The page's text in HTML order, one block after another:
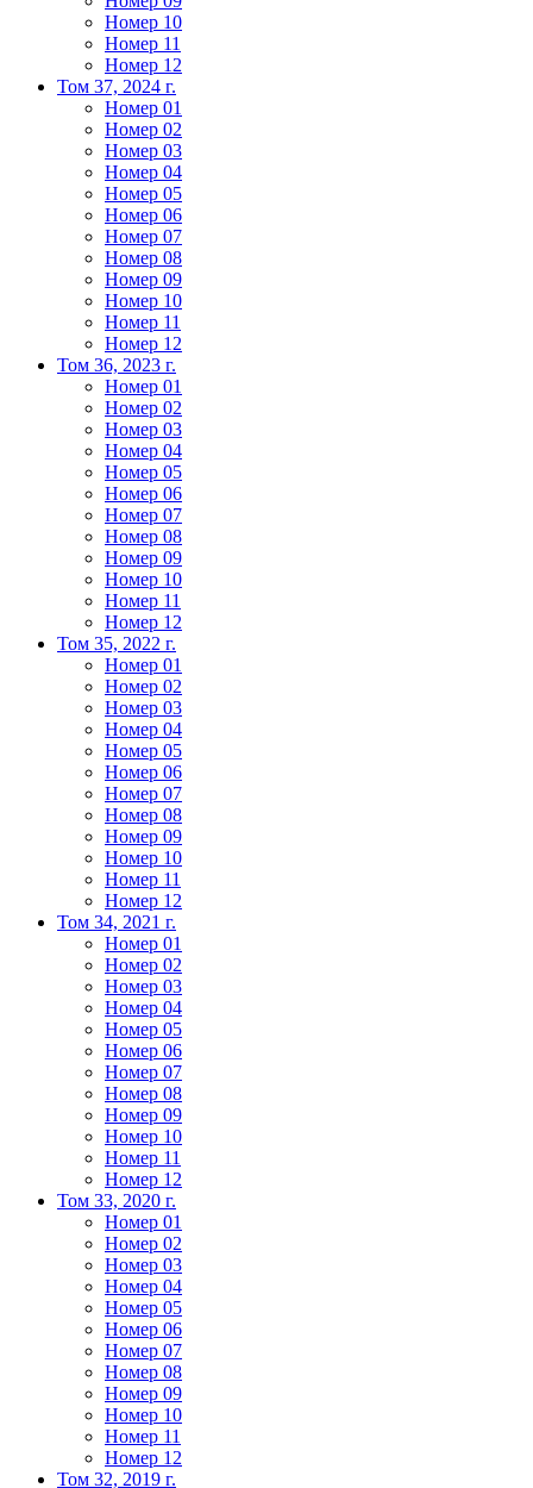
Номер 10
Номер 11
Номер 12
Том 37, 2024 г.
Номер 01
Номер 02
Номер 03
Номер 04
Номер 05
Номер 06
Номер 07
Номер 08
Номер 09
Номер 10
Номер 11
Номер 12
Том 36, 2023 г.
Номер 01
Номер 02
Номер 03
Номер 04
Номер 05
Номер 06
Номер 07
Номер 08
Номер 09
Номер 10
Номер 11
Номер 12
Том 35, 2022 г.
Номер 01
Номер 02
Номер 03
Номер 04
Номер 05
Номер 06
Номер 07
Номер 08
Номер 09
Номер 10
Номер 11
Номер 12
Том 34, 2021 г.
Номер 01
Номер 02
Номер 03
Номер 04
Номер 05
Номер 06
Номер 07
Номер 08
Номер 09
Номер 10
Номер 11
Номер 12
Том 33, 2020 г.
Номер 01
Номер 02
Номер 03
Номер 04
Номер 05
Номер 06
Номер 07
Номер 08
Номер 09
Номер 10
Номер 11
Номер 12
Том 32, 2019 г.